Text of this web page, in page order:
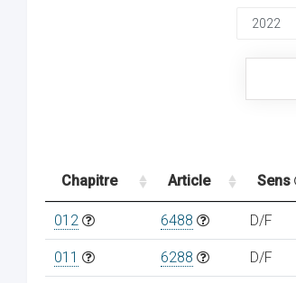
Chapitre Article Sens
012 6488 D/F
011 6288 D/F